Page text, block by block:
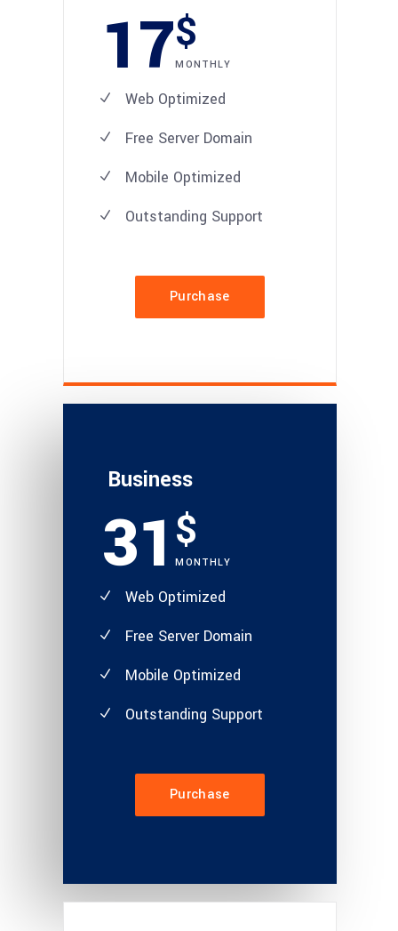
17$
MONTHLY
Web Optimized
Free Server Domain
Mobile Optimized
Outstanding Support
Purchase
Business
31$
MONTHLY
Web Optimized
Free Server Domain
Mobile Optimized
Outstanding Support
Purchase